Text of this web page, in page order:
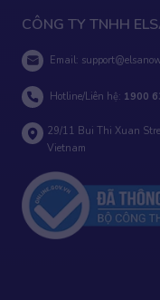
CÔNG TY TNHH
Email:
Hotline/Liên hệ: 1900
29/11 Bui Thi Xuan
Vietnam